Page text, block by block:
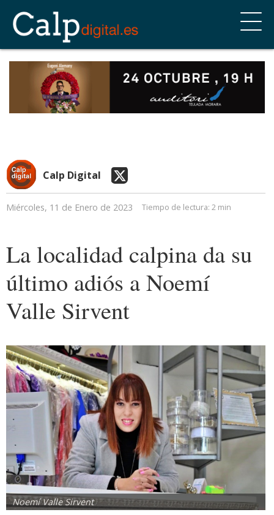
Calp Digital
Miércoles, 11 de Enero de 2023 Tiempo de lectura: 2 min
La localidad calpina da su
último adiós a Noemí
Valle Sirvent
Noemí Valle Sirvent